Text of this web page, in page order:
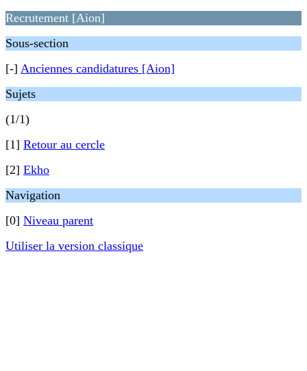
Recrutement [Aion]
Sous-section
[-] Anciennes candidatures [Aion]
Sujets
(1/1)
[1] Retour au cercle
[2] Ekho
Navigation
[0] Niveau parent
Utiliser la version classique